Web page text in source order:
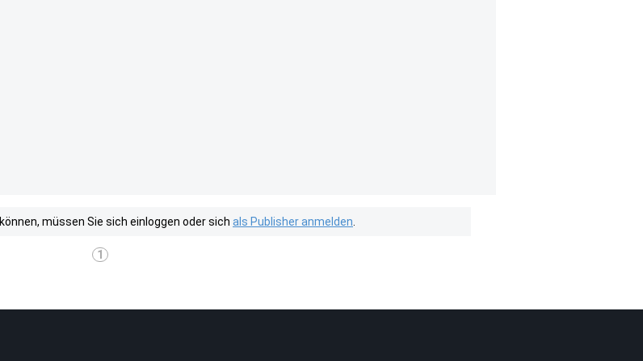
müssen Sie sich einloggen oder sich als Publisher anmelden
1